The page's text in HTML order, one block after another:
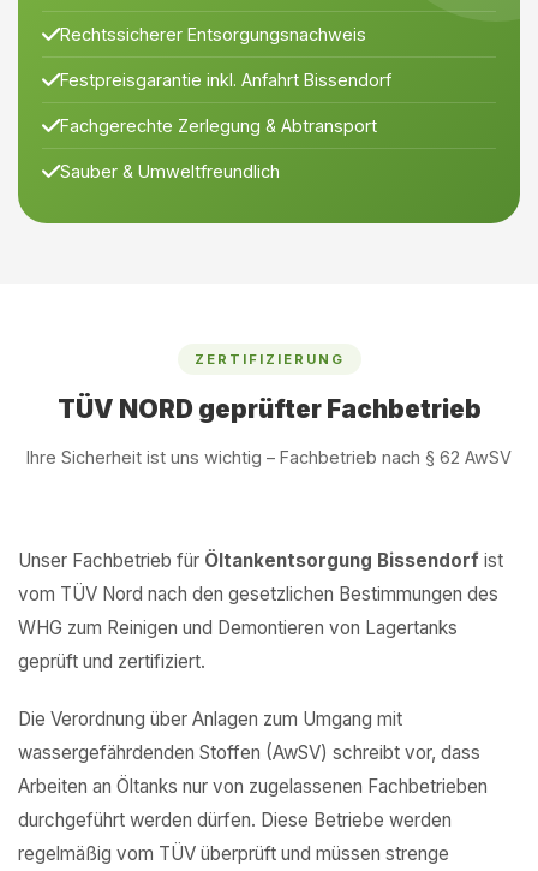
Rechtssicherer Entsorgungsnachweis
Festpreisgarantie inkl. Anfahrt Bissendorf
Fachgerechte Zerlegung & Abtransport
Sauber & Umweltfreundlich
ZERTIFIZIERUNG
TÜV NORD geprüfter Fachbetrieb
Ihre Sicherheit ist uns wichtig – Fachbetrieb nach § 62 AwSV
Unser Fachbetrieb für Öltankentsorgung Bissendorf ist
vom TÜV Nord nach den gesetzlichen Bestimmungen des
WHG zum Reinigen und Demontieren von Lagertanks
geprüft und zertifiziert.
Die Verordnung über Anlagen zum Umgang mit
wassergefährdenden Stoffen (AwSV) schreibt vor, dass
Arbeiten an Öltanks nur von zugelassenen Fachbetrieben
durchgeführt werden dürfen. Diese Betriebe werden
regelmäßig vom TÜV überprüft und müssen strenge